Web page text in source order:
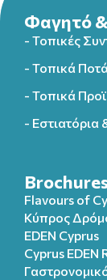
Φαγητό
- Τοπικές
- Τοπικά Ποτά
- Τοπικά
-
Flavours of
Κύπρος
EDEN Cyprus
Cyprus EDEN